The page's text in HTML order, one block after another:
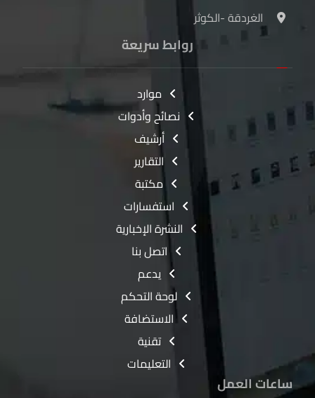
الغردقة -الكوثر
روابط سريعة
موارد
نصائح وأدوات
أرشيف
التقارير
مكتبة
استفسارات
النشرة الإخبارية
اتصل بنا
يدعم
لوحة التحكم
الاستضافة
تقنية
التعليمات
ساعات العمل